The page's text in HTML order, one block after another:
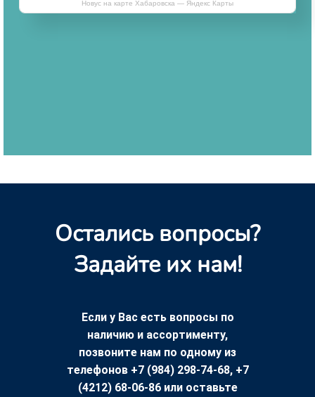
Новус на карте Хабаровска — Яндекс Карты
Остались вопросы?
Задайте их нам!
Если у Вас есть вопросы по
наличию и ассортименту,
позвоните нам по одному из
телефонов +7 (984) 298-74-68, +7
(4212) 68-06-86 или оставьте